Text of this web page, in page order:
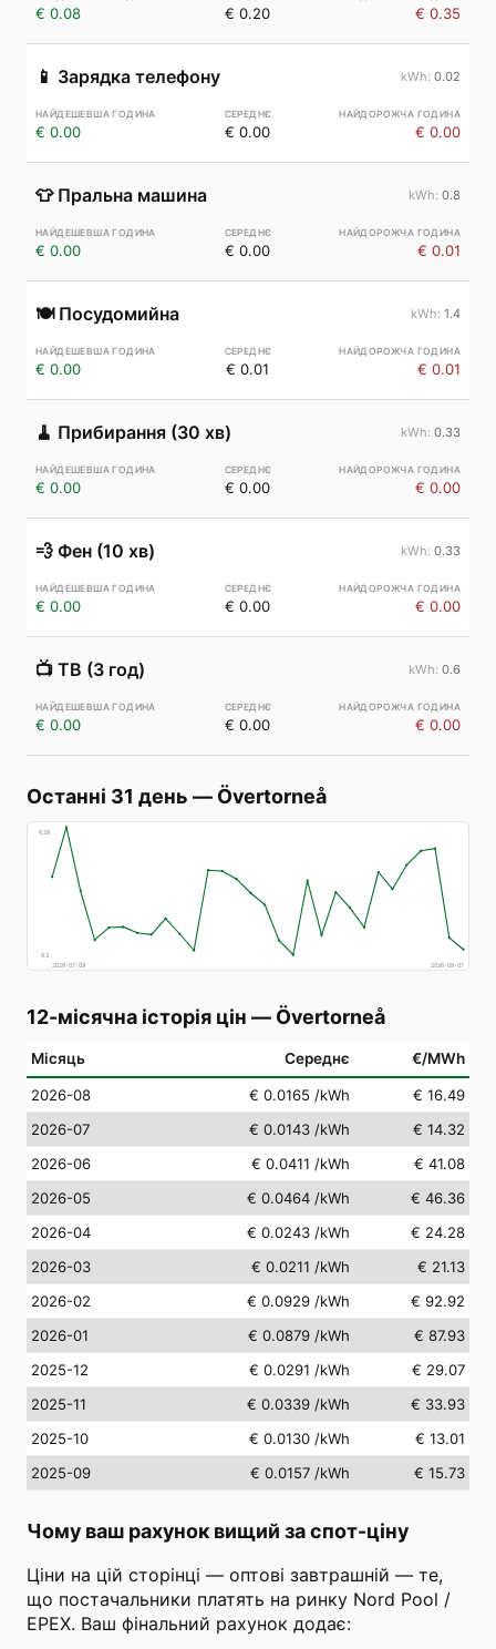
€ 0.08 € 0.20 € 0.35
📱 Зарядка телефону 0.02
€ 0.00 € 0.00 € 0.00
👕 Пральна машина 0.8
€ 0.00 € 0.00 € 0.01
🍽️ Посудомийна 1.4
€ 0.00 € 0.01 € 0.01
🧹 Прибирання (30 хв) 0.33
€ 0.00 € 0.00 € 0.00
💨 Фен (10 хв) 0.33
€ 0.00 € 0.00 € 0.00
📺 ТВ (3 год) 0.6
€ 0.00 € 0.00 € 0.00
Останні 31 день — Övertorneå
€28
€3
2026-07-09
2026-08-07
12-місячна історія цін — Övertorneå
Місяць Середнє €/MWh
2026-08 € 0.0165 /kWh
€ 16.49
2026-07
€ 0.0143 /kWh
€ 14.32
2026-06
€ 0.0411 /kWh
€ 41.08
2026-05
€ 0.0464 /kWh
€ 46.36
2026-04
€ 0.0243 /kWh
€ 24.28
2026-03
€ 0.0211 /kWh
€ 21.13
2026-02
€ 0.0929 /kWh
€ 92.92
2026-01
€ 0.0879 /kWh
€ 87.93
2025-12
€ 0.0291 /kWh
€ 29.07
2025-11
€ 0.0339 /kWh
€ 33.93
2025-10
€ 0.0130 /kWh
€ 13.01
2025-09
€ 0.0157 /kWh € 15.73
Чому ваш рахунок вищий за спот-ціну
Ціни на цій сторінці — оптові завтрашній — те,
що постачальники платять на ринку Nord Pool /
EPEX. Ваш фінальний рахунок додає: